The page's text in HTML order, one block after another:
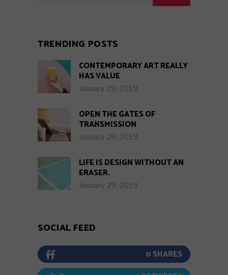
TRENDING POSTS
CONTEMPORARY ART REALLY
HAS VALUE
January 29, 2019
OPEN THE GATES OF
TRANSMISSION
January 29, 2019
LIFE IS DESIGN WITHOUT AN
ERASER.
January 29, 2019
SOCIAL FEED
0